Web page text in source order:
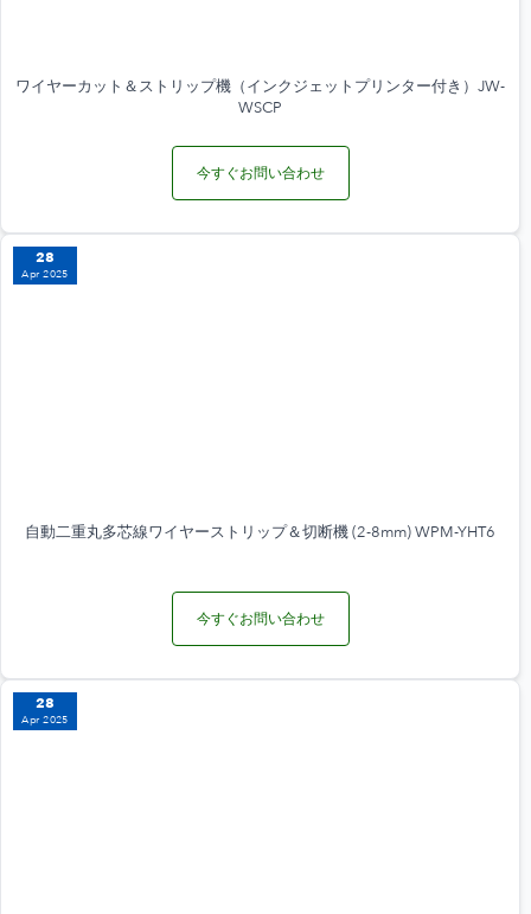
ワイヤーカット＆ストリップ機（インクジェットプリンター付き）JW-
WSCP
今すぐお問い合わせ
28
Apr 2025
自動二重丸多芯線ワイヤーストリップ＆切断機 (2-8mm) WPM-YHT6
今すぐお問い合わせ
28
Apr 2025